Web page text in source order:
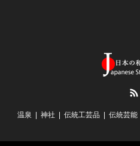
温泉 神社 伝統工芸品 伝統芸能